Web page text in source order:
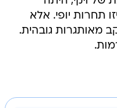
תחרות יופי. אלא
מאותגרות גובהית.